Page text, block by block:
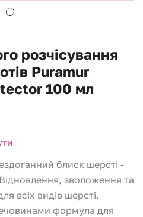
розчісування
Puramur
100 мл
блиск шерсті -
зволоження та
всіх видів шерсті.
формула для